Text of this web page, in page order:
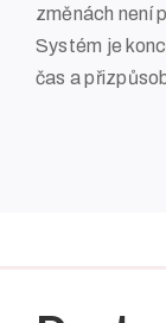
změnách není
Systém je
čas a